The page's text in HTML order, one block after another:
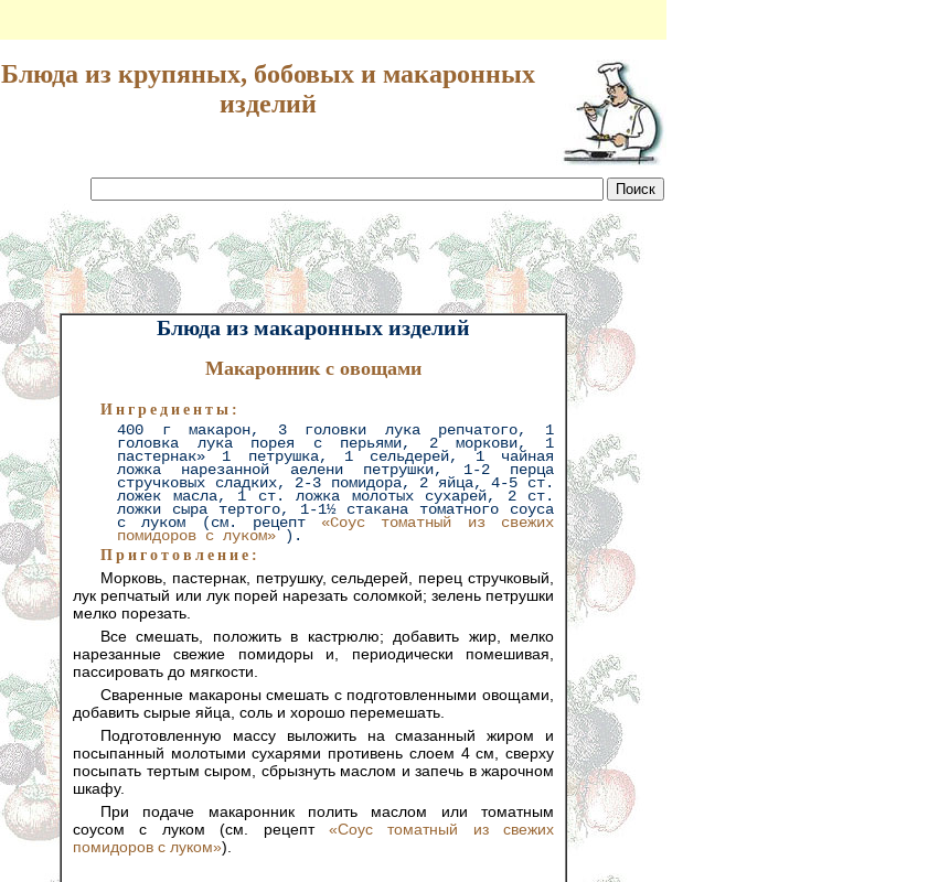
Блюда из крупяных, бобовых и макаронных
изделий
Блюда из макаронных изделий
Макаронник с овощами
Ингредиенты:
400 г макарон, 3 головки лука репчатого, 1
головка лука порея с перьями, 2 моркови, 1
пастернак» 1 петрушка, 1 сельдерей, 1 чайная
ложка нарезанной аелени петрушки, 1-2 перца
стручковых сладких, 2-3 помидора, 2 яйца, 4-5 ст.
ложек масла, 1 ст. ложка молотых сухарей, 2 ст.
ложки сыра тертого, 1-1½ стакана томатного соуса
с луком (см. рецепт «Соус томатный из свежих
помидоров с луком»).
Приготовление:
Морковь, пастернак, петрушку, сельдерей, перец стручковый,
лук репчатый или лук порей нарезать соломкой; зелень петрушки
мелко порезать.
Все смешать, положить в кастрюлю; добавить жир, мелко
нарезанные свежие помидоры и, периодически помешивая,
пассировать до мягкости.
Сваренные макароны смешать с подготовленными овощами,
добавить сырые яйца, соль и хорошо перемешать.
Подготовленную массу выложить на смазанный жиром и
посыпанный молотыми сухарями противень слоем 4 см, сверху
посыпать тертым сыром, сбрызнуть маслом и запечь в жарочном
шкафу.
При подаче макаронник полить маслом или томатным
соусом с луком (см. рецепт «Соус томатный из свежих
помидоров с луком»).